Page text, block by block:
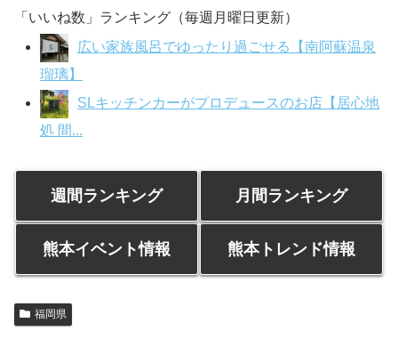
「いいね数」ランキング（毎週月曜日更新）
広い家族風呂でゆったり過ごせる【南阿蘇温泉
瑠璃】
SLキッチンカーがプロデュースのお店【居心地
処 間...
週間ランキング 月間ランキング
熊本イベント情報 熊本トレンド情報
福岡県